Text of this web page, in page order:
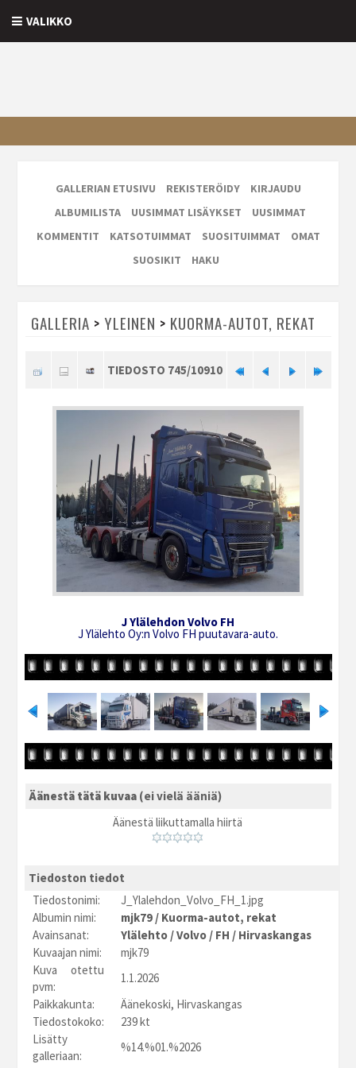
VALIKKO
GALLERIAN ETUSIVU REKISTERÖIDY
KIRJAUDU
ALBUMILISTA
UUSIMMAT LISÄYKSET
UUSIMMAT
KOMMENTIT
KATSOTUIMMAT SUOSITUIMMAT
OMAT
SUOSIKIT
HAKU
GALLERIA > YLEINEN > KUORMA-AUTOT, REKAT
TIEDOSTO 745/10910
J Ylälehdon Volvo FH
J Ylälehto Oy:n Volvo FH puutavara-auto.
Äänestä tätä kuvaa (ei vielä ääniä)
Äänestä liikuttamalla hiirtä
Tiedoston tiedot
Tiedostonimi:
J_Ylalehdon_Volvo_FH_1.jpg
Albumin nimi:
mjk79 / Kuorma-autot, rekat
Avainsanat:
Ylälehto /Volvo / FH / Hirvaskangas
Kuvaajan nimi:
mjk79
Kuva otettu
pvm:
1.1.2026
Paikkakunta:
Äänekoski, Hirvaskangas
Tiedostokoko:
239 kt
Lisätty
galleriaan:
%14.%01.%2026